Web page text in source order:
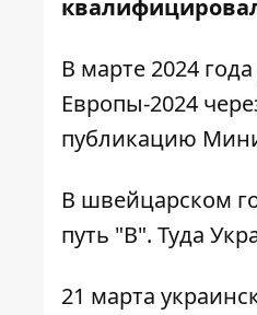
В марте 2024
Европы-2024
публикацию
В швейцарском
путь "B". Туда
21 марта